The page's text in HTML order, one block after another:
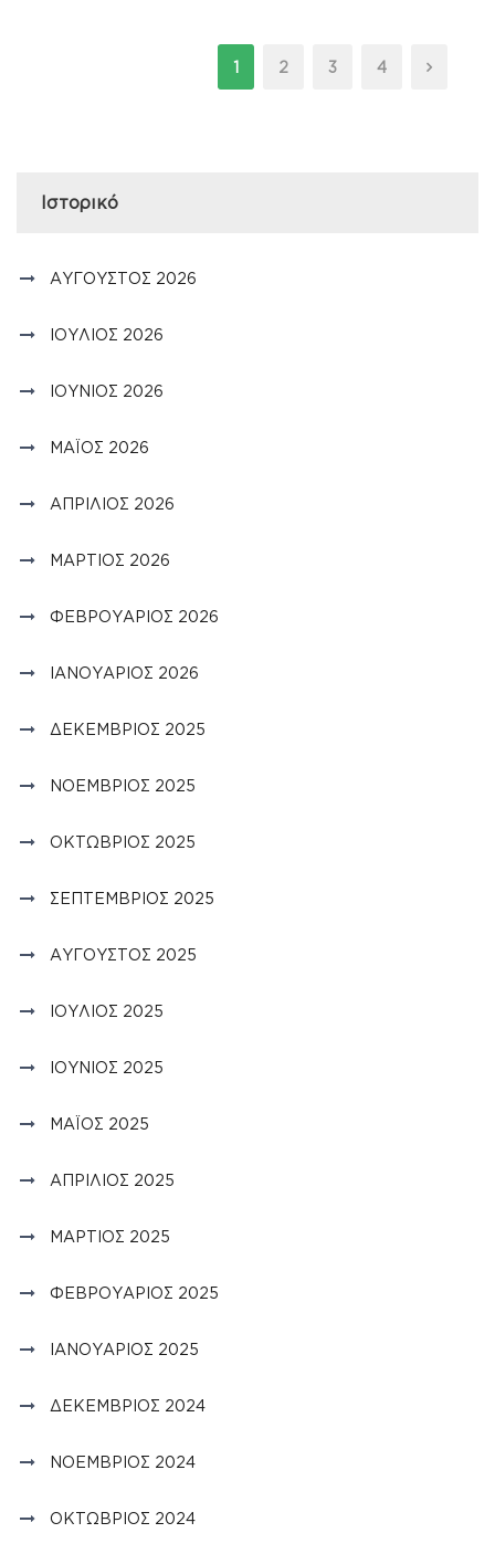
1 2 3 4
Ιστορικό
ΑΎΓΟΥΣΤΟΣ 2026
ΙΟΎΛΙΟΣ 2026
ΙΟΎΝΙΟΣ 2026
ΜΆΙΟΣ 2026
ΑΠΡΊΛΙΟΣ 2026
ΜΆΡΤΙΟΣ 2026
ΦΕΒΡΟΥΆΡΙΟΣ 2026
ΙΑΝΟΥΆΡΙΟΣ 2026
ΔΕΚΈΜΒΡΙΟΣ 2025
ΝΟΈΜΒΡΙΟΣ 2025
ΟΚΤΏΒΡΙΟΣ 2025
ΣΕΠΤΈΜΒΡΙΟΣ 2025
ΑΎΓΟΥΣΤΟΣ 2025
ΙΟΎΛΙΟΣ 2025
ΙΟΎΝΙΟΣ 2025
ΜΆΙΟΣ 2025
ΑΠΡΊΛΙΟΣ 2025
ΜΆΡΤΙΟΣ 2025
ΦΕΒΡΟΥΆΡΙΟΣ 2025
ΙΑΝΟΥΆΡΙΟΣ 2025
ΔΕΚΈΜΒΡΙΟΣ 2024
ΝΟΈΜΒΡΙΟΣ 2024
ΟΚΤΏΒΡΙΟΣ 2024